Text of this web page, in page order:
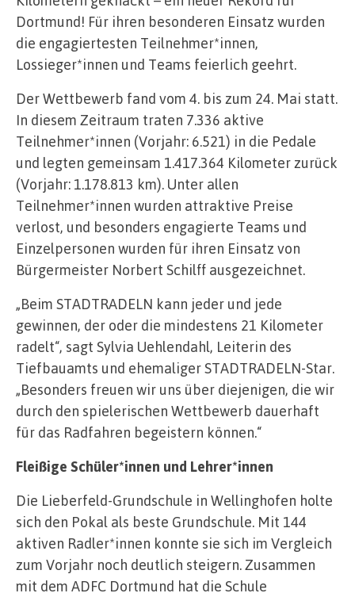
Dortmund! Für ihren besonderen Einsatz wurden
die engagiertesten Teilnehmer*innen,
Lossieger*innen und Teams feierlich geehrt.
Der Wettbewerb fand vom 4. bis zum 24. Mai statt.
In diesem Zeitraum traten 7.336 aktive
Teilnehmer*innen (Vorjahr: 6.521) in die Pedale
und legten gemeinsam 1.417.364 Kilometer zurück
(Vorjahr: 1.178.813 km). Unter allen
Teilnehmer*innen wurden attraktive Preise
verlost, und besonders engagierte Teams und
Einzelpersonen wurden für ihren Einsatz von
Bürgermeister Norbert Schilff ausgezeichnet.
„Beim STADTRADELN kann jeder und jede
gewinnen, der oder die mindestens 21 Kilometer
radelt“, sagt Sylvia Uehlendahl, Leiterin des
Tiefbauamts und ehemaliger STADTRADELN-Star.
„Besonders freuen wir uns über diejenigen, die wir
durch den spielerischen Wettbewerb dauerhaft
für das Radfahren begeistern können.“
Fleißige Schüler*innen und Lehrer*innen
Die Lieberfeld-Grundschule in Wellinghofen holte
sich den Pokal als beste Grundschule. Mit 144
aktiven Radler*innen konnte sie sich im Vergleich
zum Vorjahr noch deutlich steigern. Zusammen
mit dem ADFC Dortmund hat die Schule